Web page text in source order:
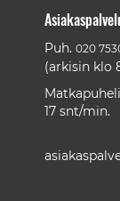
Puh. 020
(arkisin klo
17 snt/min.